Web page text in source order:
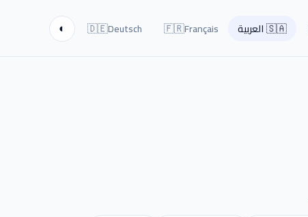
🇸🇦العربية 🇫🇷Français
🇩🇪Deutsch
◐